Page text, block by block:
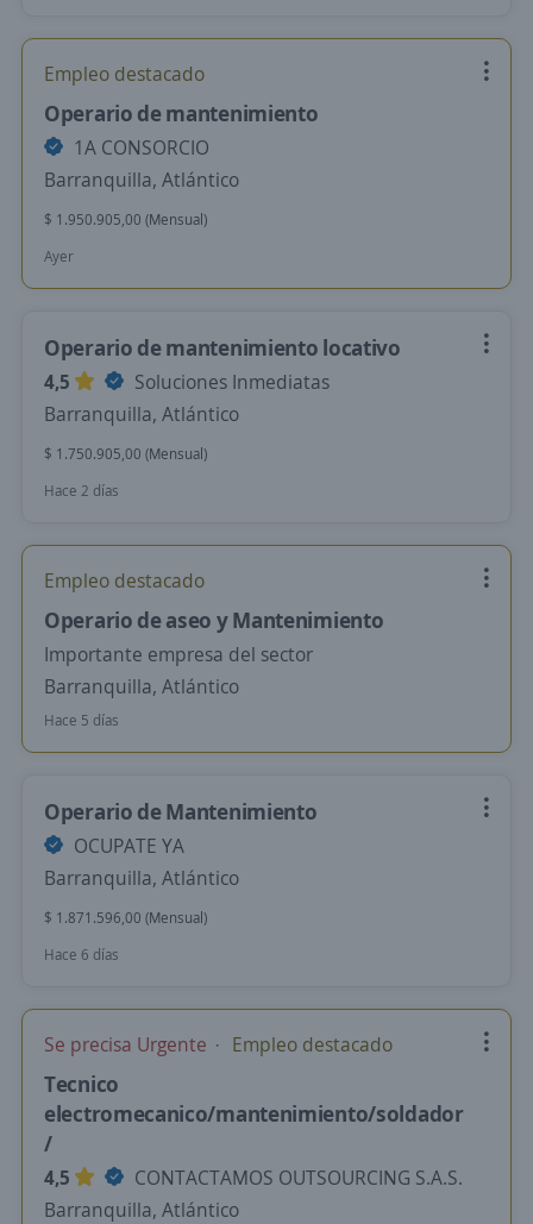
Empleo destacado
Operario de mantenimiento
1A CONSORCIO
Barranquilla, Atlántico
$ 1.950.905,00 (Mensual)
Ayer
Operario de mantenimiento locativo
4,5
Soluciones Inmediatas
Barranquilla, Atlántico
$ 1.750.905,00 (Mensual)
Hace 2 días
Empleo destacado
Operario de aseo y Mantenimiento
Importante empresa del sector
Barranquilla, Atlántico
Hace 5 días
Operario de Mantenimiento
OCUPATE YA
Barranquilla, Atlántico
$ 1.871.596,00 (Mensual)
Hace 6 días
Se precisa Urgente Empleo destacado
Tecnico
electromecanico/mantenimiento/soldador
/
4,5
CONTACTAMOS OUTSOURCING S.A.S.
Barranquilla, Atlántico